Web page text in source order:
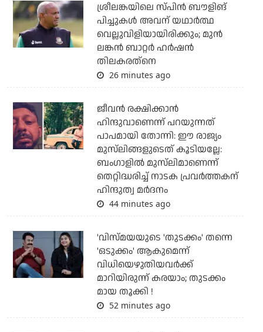
ശ്രീലങ്കയിലെ സ്പിന്‍ ബൗളിങ്
പിച്ചുകള്‍ അവന് യഥാര്‍ത്ഥ
വെല്ലുവിളിയായിരിക്കും; മുന്‍
ലങ്കന്‍ ബാറ്റര്‍ ഹര്‍ഷന്‍
തിലകരത്‌നെ
26 minutes ago
ജീവന്‍ രക്ഷിക്കാന്‍
ഹിന്ദുവാണെന്ന് പറയുന്നത്
പാപമായി തോന്നി: ഈ രാജ്യം
മുസ്‌ലിങ്ങളുടെത് കൂടിയല്ലേ:
ബംഗാളില്‍ മുസ്‌ലിമാണെന്ന്
തെറ്റിദ്ധരിച്ച് നാടക പ്രവര്‍ത്തകന്
ഹിന്ദുത്വ മര്‍ദനം
44 minutes ago
'വിസ്മയയുടെ 'തുടക്കം' തന്നെ
'ഒടുക്കം' ആകുമെന്ന്
വിധിയെഴുതിയവര്‍ക്ക്
മാറിയിരുന്ന് കരയാം; തുടക്കം
മായ തൂക്കി !
52 minutes ago